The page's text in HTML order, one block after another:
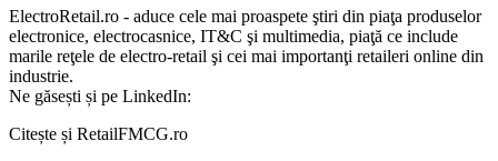
ElectroRetail.ro - aduce cele mai proaspete ştiri din piaţa produselor
electronice, electrocasnice, IT&C şi multimedia, piaţă ce include
marile reţele de electro-retail şi cei mai importanţi retaileri online din
industrie.
Ne găsești și pe LinkedIn:
Citește și RetailFMCG.ro